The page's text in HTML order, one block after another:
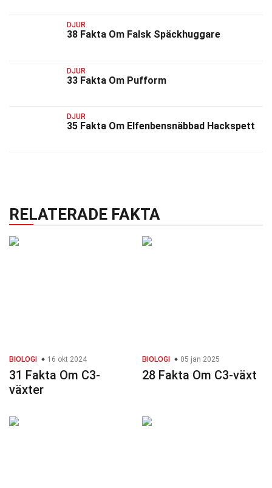
DJUR
38 Fakta Om Falsk Späckhuggare
DJUR
33 Fakta Om Pufform
DJUR
35 Fakta Om Elfenbensnäbbad Hackspett
RELATERADE FAKTA
BIOLOGI 16 okt 2024
31 Fakta Om C3-
växter
BIOLOGI 05 jan 2025
28 Fakta Om C3-växt